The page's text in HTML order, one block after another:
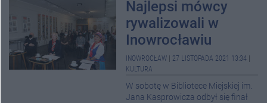
Najlepsi mówcy
rywalizowali w
Inowrocławiu
INOWROCŁAW 27 LISTOPADA 2021 13:34
KULTURA
W sobotę w Bibliotece Miejskiej im.
Jana Kasprowicza odbył się finał